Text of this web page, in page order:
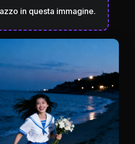
in questa immagine.